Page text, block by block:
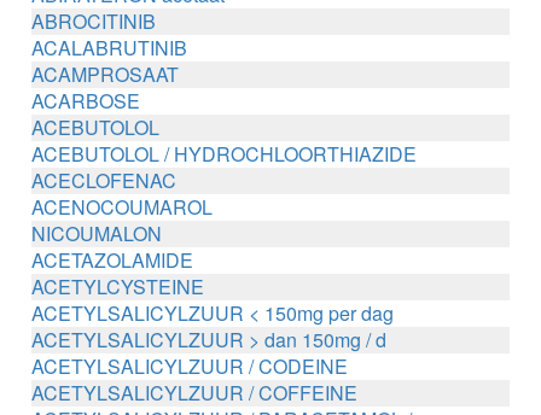
ABROCITINIB
ACALABRUTINIB
ACAMPROSAAT
ACARBOSE
ACEBUTOLOL
ACEBUTOLOL / HYDROCHLOORTHIAZIDE
ACECLOFENAC
ACENOCOUMAROL
NICOUMALON
ACETAZOLAMIDE
ACETYLCYSTEINE
ACETYLSALICYLZUUR < 150mg per dag
ACETYLSALICYLZUUR > dan 150mg / d
ACETYLSALICYLZUUR / CODEINE
ACETYLSALICYLZUUR / COFFEINE